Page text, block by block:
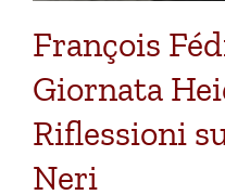
François
Giornata
Riflessioni
Neri